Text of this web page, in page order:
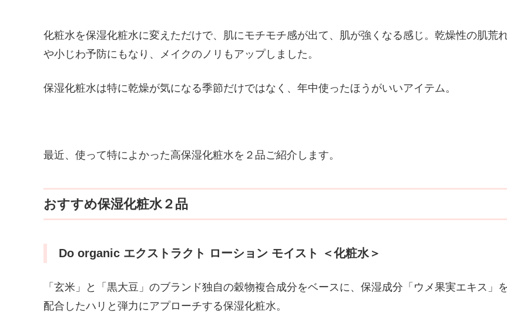
化粧水を保湿化粧水に変えただけで、肌にモチモチ感が出て、肌が強くなる感じ。乾燥性の肌荒
や小じわ予防にもなり、メイクのノリもアップしました。
保湿化粧水は特に乾燥が気になる季節だけではなく、年中使ったほうがいいアイテム。
最近、使って特によかった高保湿化粧水を２品ご紹介します。
おすすめ保湿化粧水２品
Do organic エクストラクト ローション モイスト ＜化粧水＞
「玄米」と「黒大豆」のブランド独自の穀物複合成分をベースに、保湿成分「ウメ果実エキス」を
配合したハリと弾力にアプローチする保湿化粧水。